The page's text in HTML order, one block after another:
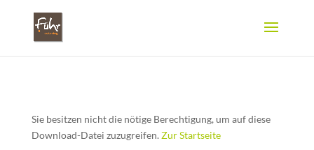
Sie besitzen nicht die nötige Berechtigung, um auf diese
Download-Datei zuzugreifen. Zur Startseite